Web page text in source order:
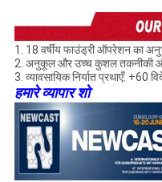
1. 18 वर्षीय फाउंड्री ऑपरेशन का
2. अनुकूल और उच्च कुशल तकनीकी
3. व्यावसायिक निर्यात प्रथाएँ: +60
हमारे व्यापार शो